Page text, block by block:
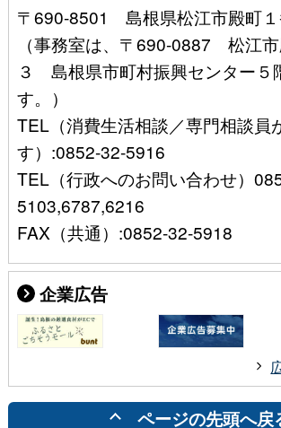
〒690-8501 島根県松江市殿町
（事務室は、〒690-0887 松江
３ 島根県市町村振興センター５
す。）
TEL（消費生活相談／専門相談員
す）:0852-32-5916
TEL（行政へのお問い合わせ）
5103,6787,6216
FAX（共通）:0852-32-5918
企業広告
ページの先頭へ戻